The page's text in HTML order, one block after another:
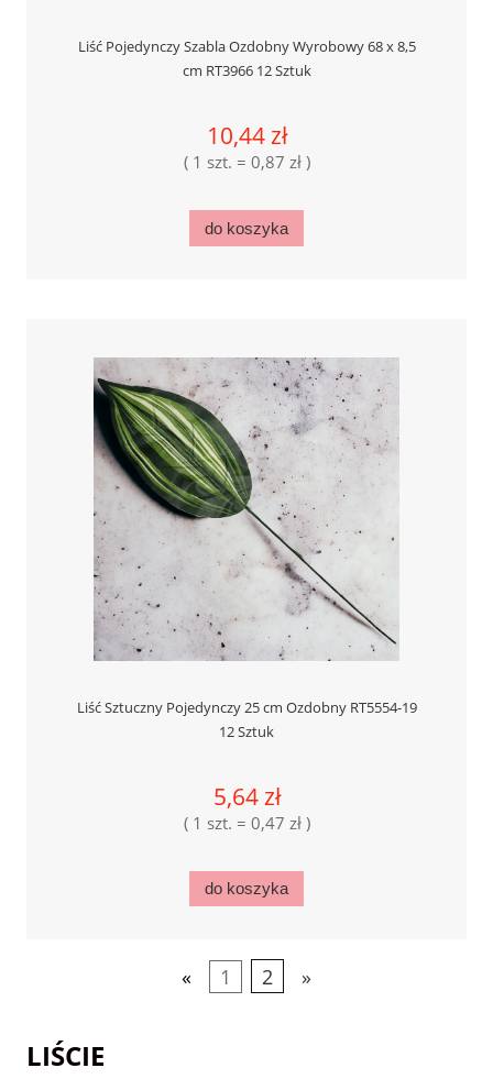
Liść Pojedynczy Szabla Ozdobny Wyrobowy 68 x 8,5
cm RT3966 12 Sztuk
10,44 zł
( 1 szt. = 0,87 zł )
do koszyka
Liść Sztuczny Pojedynczy 25 cm Ozdobny RT5554-19
12 Sztuk
5,64 zł
( 1 szt. = 0,47 zł )
do koszyka
« 1 2 »
LIŚCIE